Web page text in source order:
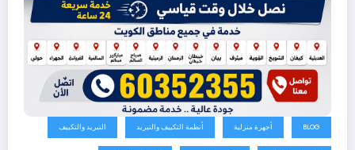
BLOG أجهزة منزلية أنظمة التكييف والتبريد التبريد والتكييف